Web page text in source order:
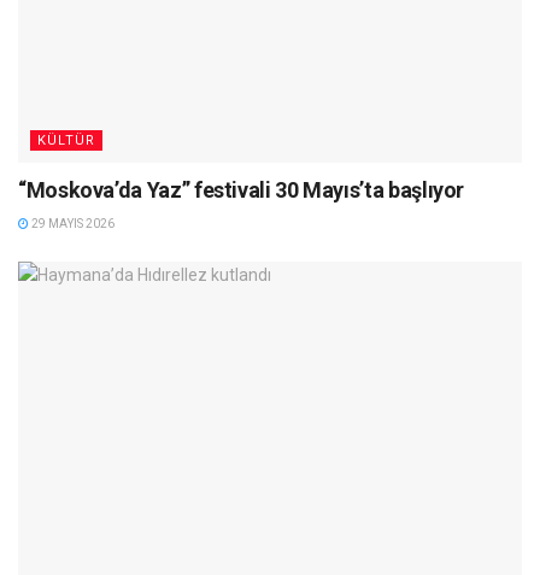
KÜLTÜR
“Moskova’da Yaz” festivali 30 Mayıs’ta başlıyor
29 MAYIS 2026